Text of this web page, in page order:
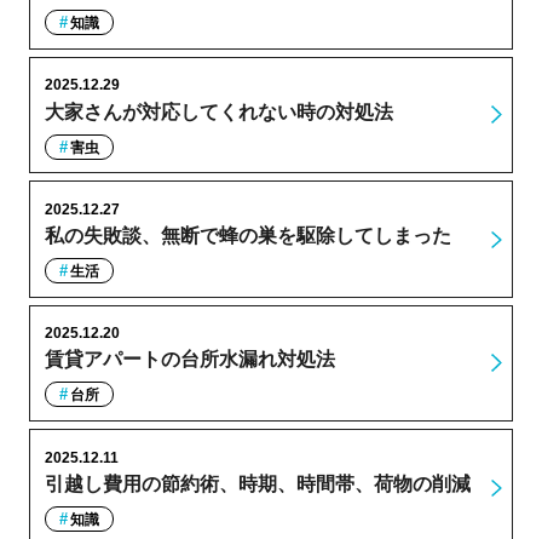
知識
大家さんが対応してくれない時の対処法
2025.12.29
害虫
私の失敗談、無断で蜂の巣を駆除してしまった
2025.12.27
生活
賃貸アパートの台所水漏れ対処法
2025.12.20
台所
引越し費用の節約術、時期、時間帯、荷物の削減
2025.12.11
知識